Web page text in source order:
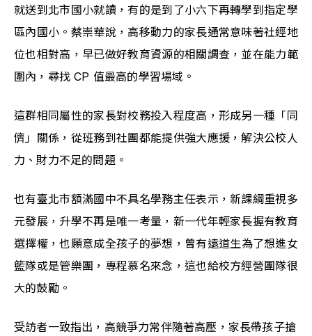
就送到北市國小就讀，有的是到了小六下再轉學到指定學
區內國小。蔡崇華說，高移動力的家長通常意味著社經地
位也相對高，早已做好教育資源的相關調查，並在能力範
圍內，尋找 CP 值最高的學習場域。
這群相同屬性的家長對校務投入程度高，形成另一種「同
儕」關係，從班務到社團都能提供強大應援，解決公校人
力、財力不足的問題。
也有臺北市額滿國中不具名學務主任表示，新課綱重視多
元發展，升學不再是唯一考量，新一代年輕家長握有教育
選擇權，也願意成全孩子的夢想，曾有遠道生為了想進女
籃隊或是管樂團，專程慕名來念，這也給校方經營團隊很
大的鼓勵。
受訪者一致指出，高競爭力常伴隨著高壓，家長帶孩子搶